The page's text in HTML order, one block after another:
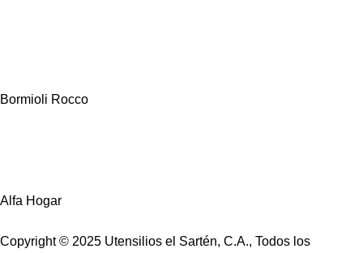
Bormioli Rocco
Alfa Hogar
Copyright © 2025 Utensilios el Sartén, C.A., Todos los